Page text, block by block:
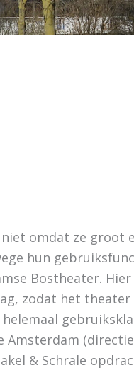
omdat ze groot
hun
Bostheater.
zodat het
Amsterdam
& Schrale